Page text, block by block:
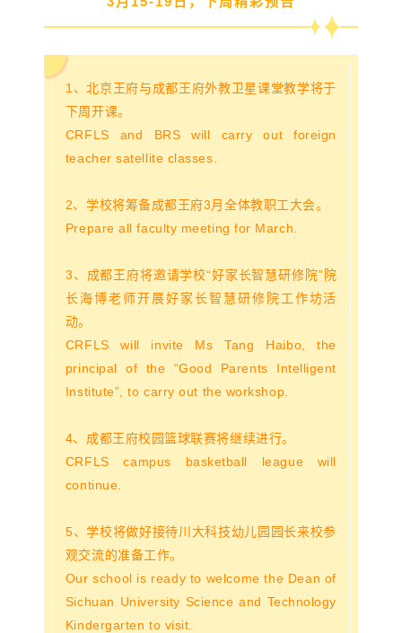
1、北京王府与成都王府外教卫星课堂教学将于
下周开课。
CRFLS and BRS will carry out foreign
teacher satellite classes.
2、学校将筹备成都王府3月全体教职工大会。
Prepare all faculty meeting for March.
3、成都王府将邀请学校“好家长智慧研修院”院
长海博老师开展好家长智慧研修院工作坊活
动。
CRFLS will invite Ms Tang Haibo, the
principal of the “Good Parents Intelligent
Institute”, to carry out the workshop.
4、成都王府校园篮球联赛将继续进行。
CRFLS campus basketball league will
continue.
5、学校将做好接待川大科技幼儿园园长来校参
观交流的准备工作。
Our school is ready to welcome the Dean of
Sichuan University Science and Technology
Kindergarten to visit.